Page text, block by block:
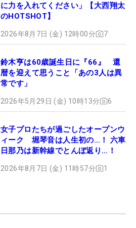
に力を入れてください」【大西翔太
のHOTSHOT】
2026年8月7日 (金) 12時00分 7
鈴木亨は60歳誕生日に『66』 還
暦を迎えて思うこと「あの3人は異
常です」
2026年5月29日 (金) 10時13分 6
女子プロたちが過ごしたオープンウ
ィーク 堀琴音は人生初の…！ 六車
日那乃は新幹線でとんぼ返り…！
2026年8月7日 (金) 11時57分 1